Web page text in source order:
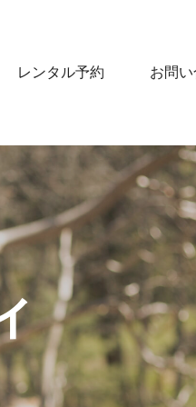
レンタル予約 お問